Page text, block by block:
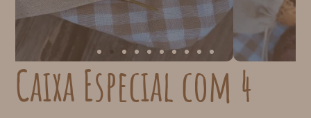
Caixa Especial com 4